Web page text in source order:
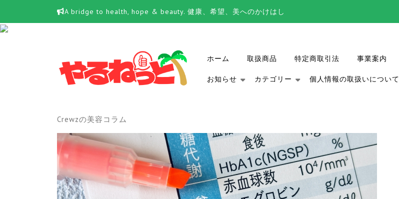
content
A bridge to health, hope & beauty. 健康、希望、美へのかけはし
ホーム 取扱商品 特定商取引法 事業案内
お知らせ カテゴリー 個人情報の取扱いについて
Crewzの美容コラム